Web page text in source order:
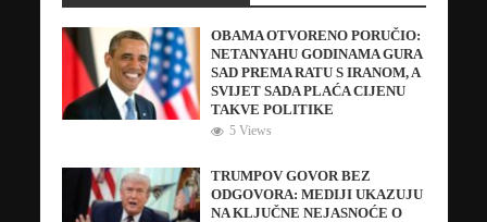
OBAMA OTVORENO PORUČIO:
NETANYAHU GODINAMA GURA
SAD PREMA RATU S IRANOM, A
SVIJET SADA PLAĆA CIJENU
TAKVE POLITIKE
5 Views
TRUMPOV GOVOR BEZ
ODGOVORA: MEDIJI UKAZUJU
NA KLJUČNE NEJASNOĆE O